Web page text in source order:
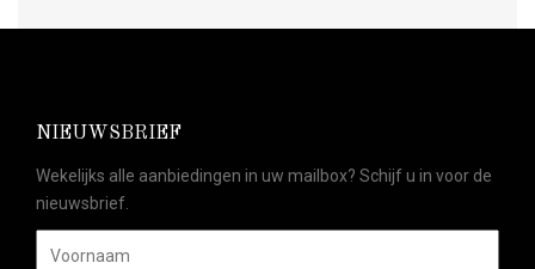
NIEUWSBRIEF
Wekelijks alle aanbiedingen in uw mailbox? Schijf u in voor de
nieuwsbrief.